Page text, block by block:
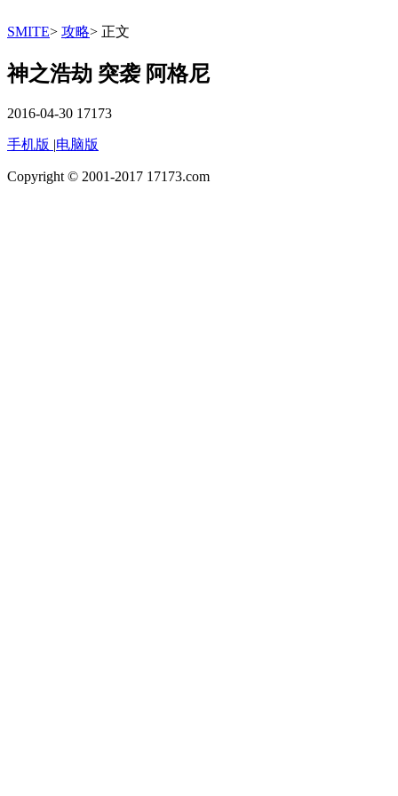
SMITE> 攻略> 正文
神之浩劫 突袭 阿格尼
2016-04-30 17173
手机版 |电脑版
Copyright © 2001-2017 17173.com